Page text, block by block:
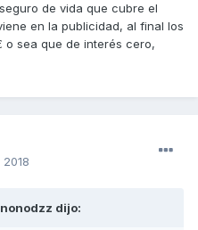
de vida que cubre el
en la publicidad, al final los
o sea que de interés cero,
nonodzz dijo: